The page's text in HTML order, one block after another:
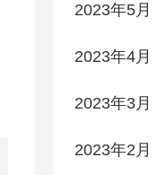
2023年5月
2023年4月
2023年3月
2023年2月